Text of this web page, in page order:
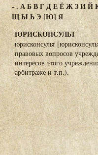
- . АБВГДЕЁЖЗИЙ
ЩЫЬЭ [Ю] Я
ЮРИСКОНСУЛЬТ
юрисконсульт
правовых вопросов
интересов этого
арбитраже и т.п.).